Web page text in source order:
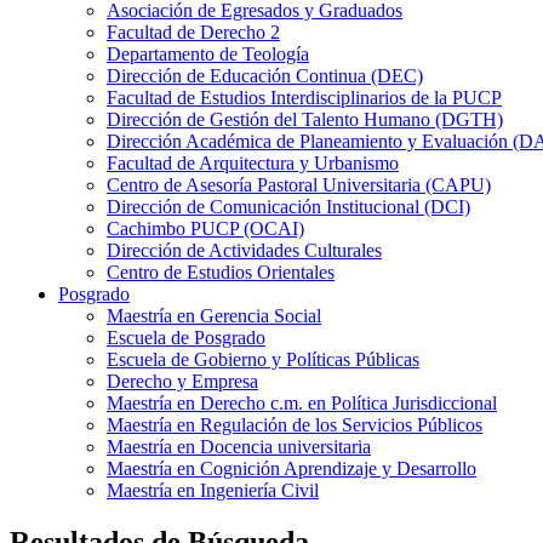
Asociación de Egresados y Graduados
Facultad de Derecho 2
Departamento de Teología
Dirección de Educación Continua (DEC)
Facultad de Estudios Interdisciplinarios de la PUCP
Dirección de Gestión del Talento Humano (DGTH)
Dirección Académica de Planeamiento y Evaluación
Facultad de Arquitectura y Urbanismo
Centro de Asesoría Pastoral Universitaria (CAPU)
Dirección de Comunicación Institucional (DCI)
Cachimbo PUCP (OCAI)
Dirección de Actividades Culturales
Centro de Estudios Orientales
Posgrado
Maestría en Gerencia Social
Escuela de Posgrado
Escuela de Gobierno y Políticas Públicas
Derecho y Empresa
Maestría en Derecho c.m. en Política Jurisdiccional
Maestría en Regulación de los Servicios Públicos
Maestría en Docencia universitaria
Maestría en Cognición Aprendizaje y Desarrollo
Maestría en Ingeniería Civil